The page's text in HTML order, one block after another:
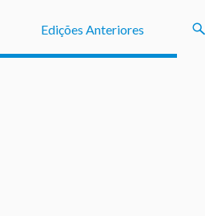
Edições Anteriores